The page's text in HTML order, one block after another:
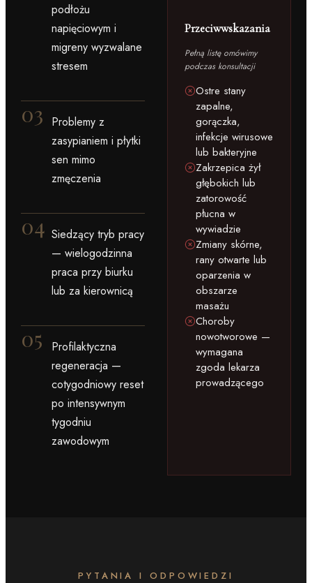
podłożu
napięciowym i
migreny wyzwalane
stresem
03
Problemy z
zasypianiem i płytki
sen mimo
zmęczenia
04 Siedzący tryb pracy
— wielogodzinna
praca przy biurku
lub za kierownicą
05
Profilaktyczna
regeneracja —
cotygodniowy reset
po intensywnym
tygodniu
zawodowym
Przeciwwskazania
Pełną listę omówimy
podczas konsultacji
Ostre stany
zapalne,
gorączka,
infekcje wirusowe
lub bakteryjne
Zakrzepica żył
głębokich lub
zatorowość
płucna w
wywiadzie
Zmiany skórne,
rany otwarte lub
oparzenia w
obszarze
masażu
Choroby
nowotworowe —
wymagana
zgoda lekarza
prowadzącego
PYTANIA I ODPOWIEDZI